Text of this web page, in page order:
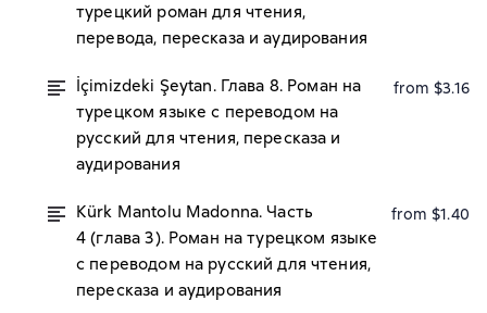
турецкий роман для чтения,
перевода, пересказа и аудирования
İçimizdeki Şeytan. Глава 8. Роман на
турецком языке с переводом на
русский для чтения, пересказа и
аудирования
from $3.16
Kürk Mantolu Madonna. Часть
4 (глава 3). Роман на турецком языке
с переводом на русский для чтения,
пересказа и аудирования
from $1.40